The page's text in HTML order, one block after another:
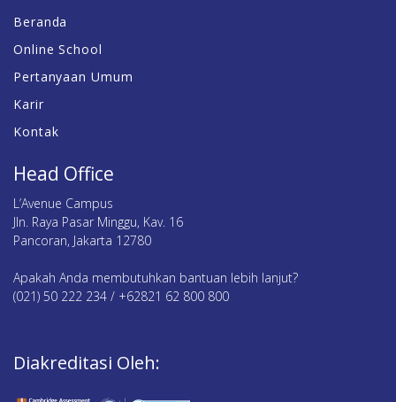
Beranda
Online School
Pertanyaan Umum
Karir
Kontak
Head Office
L’Avenue Campus
Jln. Raya Pasar Minggu, Kav. 16
Pancoran, Jakarta 12780
Apakah Anda membutuhkan bantuan lebih lanjut?
(021) 50 222 234 / +62821 62 800 800
Diakreditasi Oleh: